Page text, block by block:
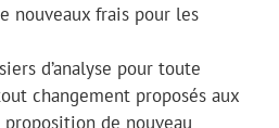
nouveaux frais pour les
d’analyse pour toute
changement proposés aux
de nouveau